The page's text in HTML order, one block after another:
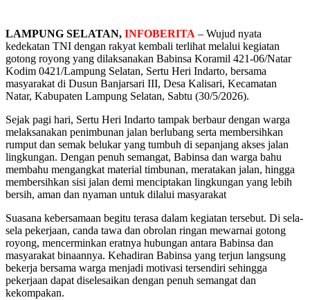
LAMPUNG SELATAN, INFOBERITA – Wujud nyata
kedekatan TNI dengan rakyat kembali terlihat melalui kegiatan
gotong royong yang dilaksanakan Babinsa Koramil 421-06/Natar
Kodim 0421/Lampung Selatan, Sertu Heri Indarto, bersama
masyarakat di Dusun Banjarsari III, Desa Kalisari, Kecamatan
Natar, Kabupaten Lampung Selatan, Sabtu (30/5/2026).
Sejak pagi hari, Sertu Heri Indarto tampak berbaur dengan warga
melaksanakan penimbunan jalan berlubang serta membersihkan
rumput dan semak belukar yang tumbuh di sepanjang akses jalan
lingkungan. Dengan penuh semangat, Babinsa dan warga bahu
membahu mengangkat material timbunan, meratakan jalan, hingga
membersihkan sisi jalan demi menciptakan lingkungan yang lebih
bersih, aman dan nyaman untuk dilalui masyarakat
Suasana kebersamaan begitu terasa dalam kegiatan tersebut. Di sela-
sela pekerjaan, canda tawa dan obrolan ringan mewarnai gotong
royong, mencerminkan eratnya hubungan antara Babinsa dan
masyarakat binaannya. Kehadiran Babinsa yang terjun langsung
bekerja bersama warga menjadi motivasi tersendiri sehingga
pekerjaan dapat diselesaikan dengan penuh semangat dan
kekompakan.